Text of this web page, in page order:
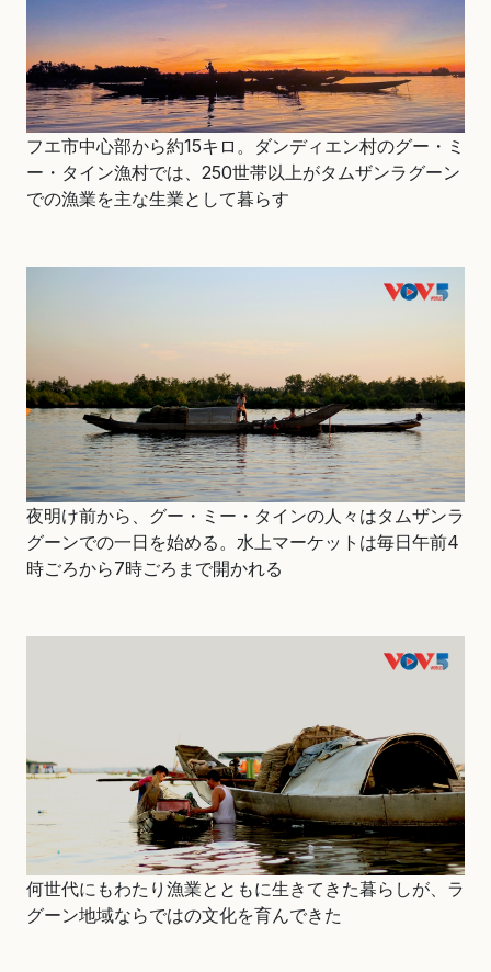
フエ市中心部から約15キロ。ダンディエン村のグー・ミ
ー・タイン漁村では、250世帯以上がタムザンラグーン
での漁業を主な生業として暮らす
夜明け前から、グー・ミー・タインの人々はタムザンラ
グーンでの一日を始める。水上マーケットは毎日午前4
時ごろから7時ごろまで開かれる
何世代にもわたり漁業とともに生きてきた暮らしが、ラ
グーン地域ならではの文化を育んできた